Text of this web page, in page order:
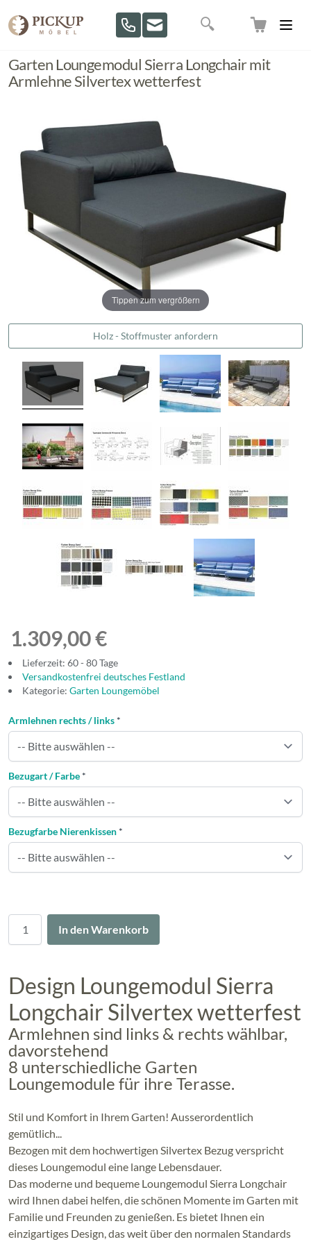
Suche
Garten Loungemodul Sierra Longchair mit
Armlehne Silvertex wetterfest
Tippen zum vergrößern
Holz - Stoffmuster anfordern
1.309,00 €
Lieferzeit: 60 - 80 Tage
Versandkostenfrei deutsches Festland
Kategorie: Garten Loungemöbel
In den Warenkorb
Armlehnen rechts / links *
Bezugart / Farbe *
Bezugfarbe Nierenkissen *
Design Loungemodul Sierra
Longchair Silvertex wetterfest
Armlehnen sind links & rechts wählbar,
davorstehend
8 unterschiedliche Garten
Loungemodule für ihre Terasse.
Stil und Komfort in Ihrem Garten! Ausserordentlich
gemütlich...
Bezogen mit dem hochwertigen Silvertex Bezug verspricht
dieses Loungemodul eine lange Lebensdauer.
Das moderne und bequeme Loungemodul Sierra Longchair
wird Ihnen dabei helfen, die schönen Momente im Garten mit
Familie und Freunden zu genießen. Es bietet Ihnen ein
einzigartiges Design, das weit über den normalen Standards